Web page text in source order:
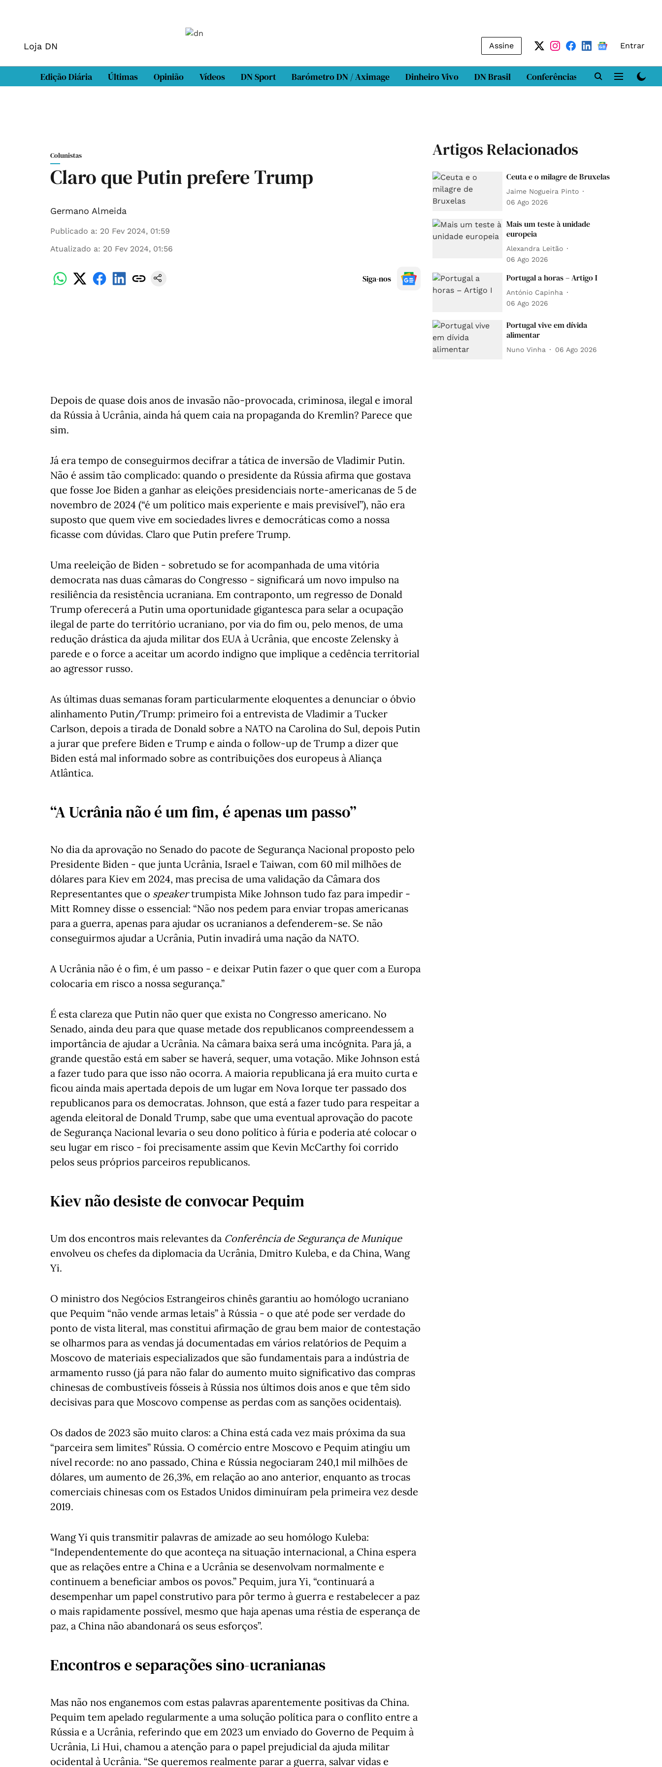
Loja DN Assine Entrar
Edição Diária Últimas Opinião Vídeos DN Sport Barómetro DN / Aximage Dinheiro Vivo DN Brasil Conferências DN LAB
Colunistas
Claro que Putin prefere Trump
Germano Almeida
Publicado a: 20 Fev 2024, 01:59
Atualizado a: 20 Fev 2024, 01:56
Siga-nos
Depois de quase dois anos de invasão não-provocada, criminosa, ilegal e imoral
da Rússia à Ucrânia, ainda há quem caia na propaganda do Kremlin? Parece que
sim.
Já era tempo de conseguirmos decifrar a tática de inversão de Vladimir Putin.
Não é assim tão complicado: quando o presidente da Rússia afirma que gostava
que fosse Joe Biden a ganhar as eleições presidenciais norte-americanas de 5 de
novembro de 2024 (“é um político mais experiente e mais previsível”), não era
suposto que quem vive em sociedades livres e democráticas como a nossa
ficasse com dúvidas. Claro que Putin prefere Trump.
Uma reeleição de Biden - sobretudo se for acompanhada de uma vitória
democrata nas duas câmaras do Congresso - significará um novo impulso na
resiliência da resistência ucraniana. Em contraponto, um regresso de Donald
Trump oferecerá a Putin uma oportunidade gigantesca para selar a ocupação
ilegal de parte do território ucraniano, por via do fim ou, pelo menos, de uma
redução drástica da ajuda militar dos EUA à Ucrânia, que encoste Zelensky à
parede e o force a aceitar um acordo indigno que implique a cedência territorial
ao agressor russo.
As últimas duas semanas foram particularmente eloquentes a denunciar o óbvio
alinhamento Putin/Trump: primeiro foi a entrevista de Vladimir a Tucker
Carlson, depois a tirada de Donald sobre a NATO na Carolina do Sul, depois Putin
a jurar que prefere Biden e Trump e ainda o follow-up de Trump a dizer que
Biden está mal informado sobre as contribuições dos europeus à Aliança
Atlântica.
“A Ucrânia não é um fim, é apenas um passo”
No dia da aprovação no Senado do pacote de Segurança Nacional proposto pelo
Presidente Biden - que junta Ucrânia, Israel e Taiwan, com 60 mil milhões de
dólares para Kiev em 2024, mas precisa de uma validação da Câmara dos
Representantes que o speakertrumpista Mike Johnson tudo faz para impedir -
Mitt Romney disse o essencial: “Não nos pedem para enviar tropas americanas
para a guerra, apenas para ajudar os ucranianos a defenderem-se. Se não
conseguirmos ajudar a Ucrânia, Putin invadirá uma nação da NATO.
A Ucrânia não é o fim, é um passo - e deixar Putin fazer o que quer com a Europa
colocaria em risco a nossa segurança.”
É esta clareza que Putin não quer que exista no Congresso americano. No
Senado, ainda deu para que quase metade dos republicanos compreendessem a
importância de ajudar a Ucrânia. Na câmara baixa será uma incógnita. Para já, a
grande questão está em saber se haverá, sequer, uma votação. Mike Johnson está
a fazer tudo para que isso não ocorra. A maioria republicana já era muito curta e
ficou ainda mais apertada depois de um lugar em Nova Iorque ter passado dos
republicanos para os democratas. Johnson, que está a fazer tudo para respeitar a
agenda eleitoral de Donald Trump, sabe que uma eventual aprovação do pacote
de Segurança Nacional levaria o seu dono político à fúria e poderia até colocar o
seu lugar em risco - foi precisamente assim que Kevin McCarthy foi corrido
pelos seus próprios parceiros republicanos.
Kiev não desiste de convocar Pequim
Um dos encontros mais relevantes da Conferência de Segurança de Munique
envolveu os chefes da diplomacia da Ucrânia, Dmitro Kuleba, e da China, Wang
Yi.
O ministro dos Negócios Estrangeiros chinês garantiu ao homólogo ucraniano
que Pequim “não vende armas letais” à Rússia - o que até pode ser verdade do
ponto de vista literal, mas constitui afirmação de grau bem maior de contestação
se olharmos para as vendas já documentadas em vários relatórios de Pequim a
Moscovo de materiais especializados que são fundamentais para a indústria de
armamento russo (já para não falar do aumento muito significativo das compras
chinesas de combustíveis fósseis à Rússia nos últimos dois anos e que têm sido
decisivas para que Moscovo compense as perdas com as sanções ocidentais).
Os dados de 2023 são muito claros: a China está cada vez mais próxima da sua
“parceira sem limites” Rússia. O comércio entre Moscovo e Pequim atingiu um
nível recorde: no ano passado, China e Rússia negociaram 240,1 mil milhões de
dólares, um aumento de 26,3%, em relação ao ano anterior, enquanto as trocas
comerciais chinesas com os Estados Unidos diminuíram pela primeira vez desde
2019.
Wang Yi quis transmitir palavras de amizade ao seu homólogo Kuleba:
“Independentemente do que aconteça na situação internacional, a China espera
que as relações entre a China e a Ucrânia se desenvolvam normalmente e
continuem a beneficiar ambos os povos.” Pequim, jura Yi, “continuará a
desempenhar um papel construtivo para pôr termo à guerra e restabelecer a paz
o mais rapidamente possível, mesmo que haja apenas uma réstia de esperança de
paz, a China não abandonará os seus esforços”.
Encontros e separações sino-ucranianas
Mas não nos enganemos com estas palavras aparentemente positivas da China.
Pequim tem apelado regularmente a uma solução política para o conflito entre a
Rússia e a Ucrânia, referindo que em 2023 um enviado do Governo de Pequim à
Ucrânia, Li Hui, chamou a atenção para o papel prejudicial da ajuda militar
ocidental à Ucrânia. “Se queremos realmente parar a guerra, salvar vidas e
Artigos Relacionados
Ceuta e o milagre de Bruxelas
Jaime Nogueira Pinto
06 Ago 2026
Mais um teste à unidade
europeia
Alexandra Leitão
06 Ago 2026
Portugal a horas – Artigo I
António Capinha
06 Ago 2026
Portugal vive em dívida
alimentar
Nuno Vinha 06 Ago 2026